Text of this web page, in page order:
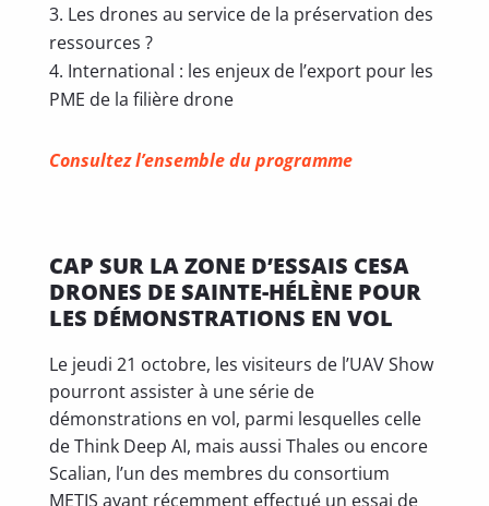
Les drones au service de la préservation des
ressources ?
International : les enjeux de l’export pour les
PME de la filière drone
Consultez l’ensemble du programme
CAP SUR LA ZONE D’ESSAIS CESA
DRONES DE SAINTE-HÉLÈNE POUR
LES DÉMONSTRATIONS EN VOL
Le jeudi 21 octobre, les visiteurs de l’UAV Show
pourront assister à une série de
démonstrations en vol, parmi lesquelles celle
de Think Deep AI, mais aussi Thales ou encore
Scalian, l’un des membres du consortium
METIS ayant récemment effectué un essai de